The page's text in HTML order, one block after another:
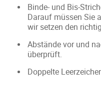
Binde- und Bis-
Darauf müssen Sie
wir setzen den
Abstände vor und
überprüft.
Doppelte